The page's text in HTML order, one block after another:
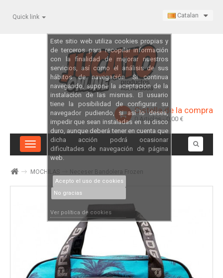
Este sitio web utiliza cookies propias y
de terceros para recopilar información
con la finalidad de mejorar nuestros
servicios, así como el análisis de sus
hábitos de navegación. Si continua
navegando, supone la aceptación de la
instalación de las mismas. El usuario
tiene la posibilidad de configurar su
navegador pudiendo, si así lo desea,
impedir que sean instaladas en su disco
duro, aunque deberá tener en cuenta que
dicha acción podrá ocasionar
dificultades de navegación de página
web.
Acepto el uso de cookies
No gracias
Ver política de cookies
Catalan
Quick link
Cistella de la compra
0Articles - 0,00 €
Toggle
navigation
MOCHILAS Neceser Bandolera Frozen